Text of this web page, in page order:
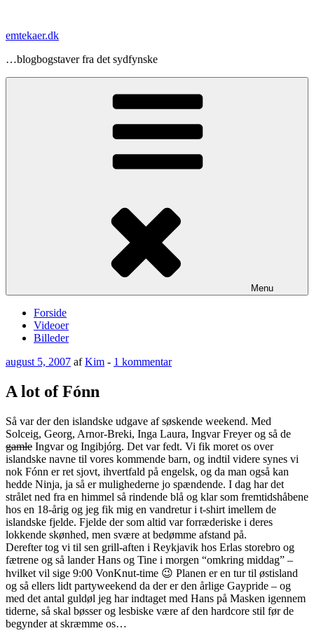
indhold
emtekaer.dk
…blogbogstaver fra det sydfynske
Menu
Forside
Videoer
Billeder
Udgivet
august 5, 2007 afKim - 1 kommentartil
A lot of Fónn
Så var der den islandske udgave af søskende weekend. Med
Solceig, Georg, Arnor-Breki, Inga Laura, Ingvar Freyer og så de
gamle Ingvar og Ingibjórg. Det var fedt. Vi fik moret os over
islandske navne til vores kommende barn, og indtil videre synes vi
nok Fónn er ret sjovt, ihvertfald på engelsk, og da man også kan
hedde Ninja, ja så er mulighederne jo spændende. I dag har det
strålet ned fra en himmel så rindende blå og klar som fremtidshåbene
hos en 18-årig og jeg fik mig en vandretur i t-shirt imellem de
islandske fjelde. Fjelde der som altid var forræderiske i deres
lokkende skønhed, men svære at bedømme afstand på.
Derefter tog vi til sen grill-aften i Reykjavik hos Erlas storebro og
fætrene og så lander Hans og Tine i morgen “omkring middag” –
hvilket vil sige 9:00 VonKnut-time 😉 Planen er en tur til østisland
og så ellers lidt partyweekend da der er den årlige Gaypride – og
med det antal guldøl jeg har indtaget med Hans på Masken igennem
tiderne, så skal bøsser og lesbiske være af den hardcore stil før de
begynder at skræmme os…